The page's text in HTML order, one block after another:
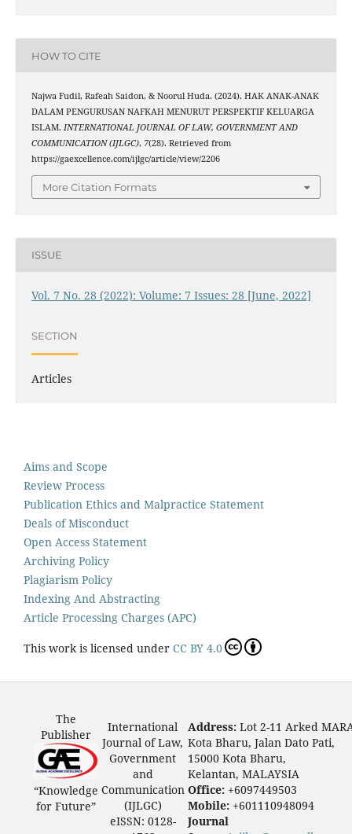
HOW TO CITE
Najwa Fudil, Rafeah Saidon, & Noorul Huda. (2024). HAK ANAK-ANAK
DALAM PENGURUSAN NAFKAH MENURUT PERSPEKTIF KELUARGA
ISLAM. INTERNATIONAL JOURNAL OF LAW, GOVERNMENT AND
COMMUNICATION (IJLGC), 7(28). Retrieved from
https://gaexcellence.com/ijlgc/article/view/2206
More Citation Formats
ISSUE
Vol. 7 No. 28 (2022): Volume: 7 Issues: 28 [June, 2022]
SECTION
Articles
Aims and Scope
Review Process
Publication Ethics and Malpractice Statement
Deals of Misconduct
Open Access Statement
Archiving Policy
Plagiarism Policy
Indexing And Abstracting
Article Processing Charges (APC)
This work is licensed under CC BY 4.0
The
Publisher
“Knowledge
for Future”
International
Journal of Law,
Government
and
Communication
(IJLGC)
eISSN: 0128-
Address: Lot 2-11 Arked
Kota Bharu, Jalan Dato Pati,
15000 Kota Bharu,
Kelantan, MALAYSIA
Office: +6097449503
Mobile: +601110948094
Journal